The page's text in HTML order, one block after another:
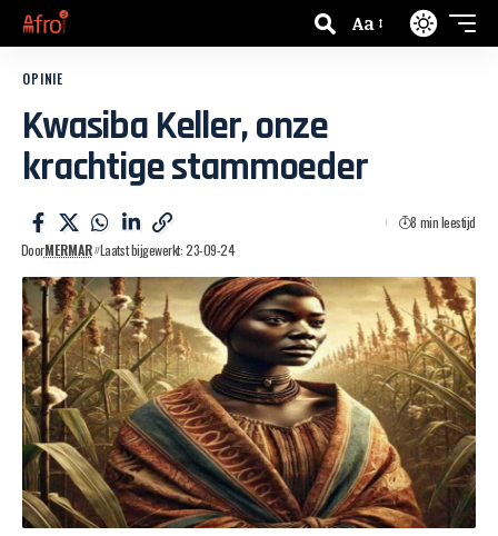
Aa
OPINIE
Kwasiba Keller, onze
krachtige stammoeder
DoorMERMAR Laatst bijgewerkt: 23-09-24
8 min leestijd